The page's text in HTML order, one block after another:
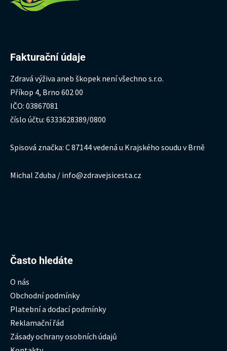
Fakturační údaje
Zdravá výživa aneb škopek není všechno s.r.o.
Příkop 4, Brno 602 00
IČO: 03867081
číslo účtu: 6333628389/0800
Spisová značka: C 87144 vedená u Krajského soudu v Brně
Michal Zduba / info@zdravejsicesta.cz
Často hledáte
O nás
Obchodní podmínky
Platební a dodací podmínky
Reklamační řád
Zásady ochrany osobních údajů
Hledat: